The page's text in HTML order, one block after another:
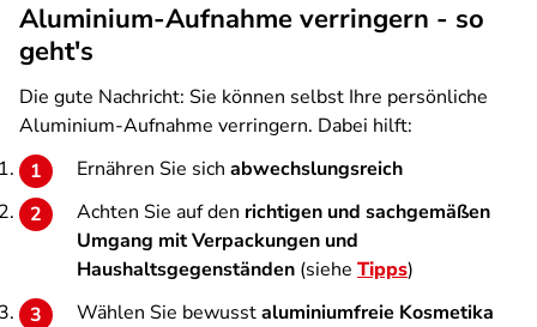
Aluminium-Aufnahme verringern - so
geht's
Die gute Nachricht: Sie können selbst Ihre persönliche
Aluminium-Aufnahme verringern. Dabei hilft:
Ernähren Sie sich abwechslungsreich
Achten Sie auf den richtigen und sachgemäßen
Umgang mit Verpackungen und
Haushaltsgegenständen (siehe Tipps)
Wählen Sie bewusstaluminiumfreie Kosmetika